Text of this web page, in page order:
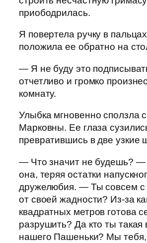
приободрилась.
Я повертела ручку в
положила ее обратно на
— Я не буду это
отчетливо и громко
комнату.
Улыбка мгновенно сползла
Марковны. Ее глаза
превратившись в две узкие
— Что значит не будешь? —
она, теряя остатки
дружелюбия. — Ты совсем
от своей жадности? Из-за
квадратных метров готова
разрушить? Да кто ты
нашего Пашеньки? Мы тебя,